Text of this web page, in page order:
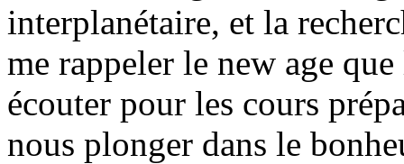
interplanétaire, et la
me rappeler le new age
écouter pour les cours
nous plonger dans le